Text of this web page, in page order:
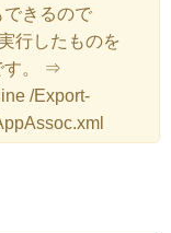
できるので
行したものを
す。 ⇒
/Export-